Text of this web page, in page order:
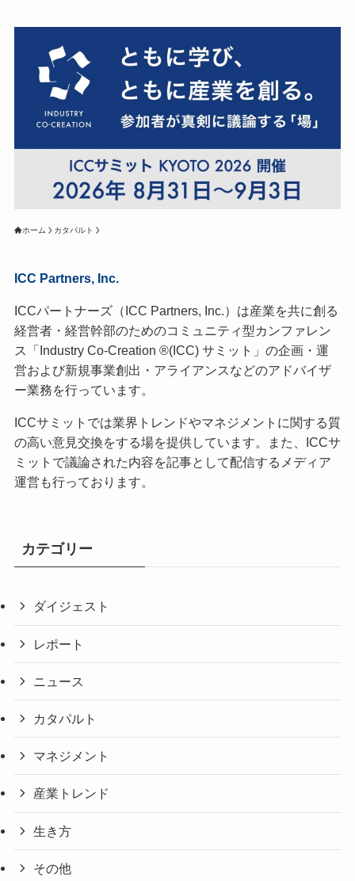
ホーム カタパルト
ICC Partners, Inc.
ICCパートナーズ（ICC Partners, Inc.）は産業を共に創る
経営者・経営幹部のためのコミュニティ型カンファレン
ス「Industry Co-Creation ®(ICC) サミット」の企画・運
営および新規事業創出・アライアンスなどのアドバイザ
ー業務を行っています。
ICCサミットでは業界トレンドやマネジメントに関する質
の高い意見交換をする場を提供しています。また、ICCサ
ミットで議論された内容を記事として配信するメディア
運営も行っております。
カテゴリー
ダイジェスト
レポート
ニュース
カタパルト
マネジメント
産業トレンド
生き方
その他